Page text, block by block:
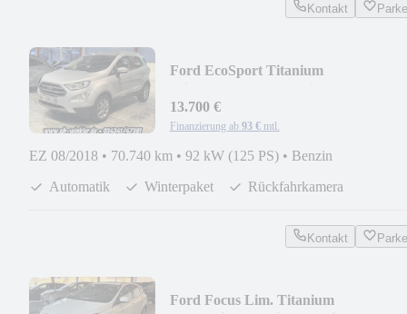
Kontakt
Ford EcoSport Titanium
13.700 €
Finanzierung ab 93 € mtl.
EZ 08/2018 • 70.740 km • 92 kW (125 PS) • Benzin
Automatik
Winterpaket Rückfahrkamera
Kontakt
Ford Focus Lim. Titanium